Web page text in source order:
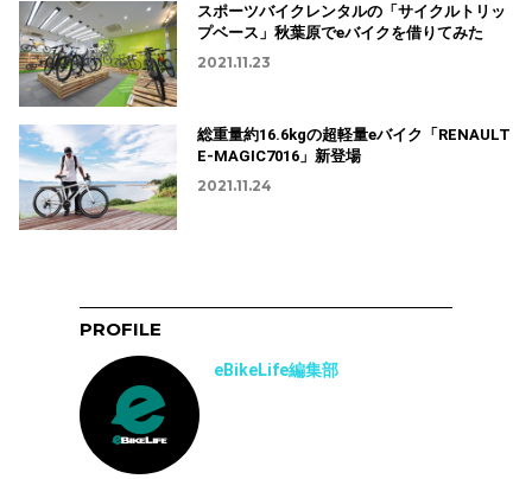
スポーツバイクレンタルの「サイクルトリッ
プベース」秋葉原でeバイクを借りてみた
2021.11.23
総重量約16.6kgの超軽量eバイク「RENAULT
E-MAGIC7016」新登場
2021.11.24
PROFILE
eBikeLife編集部